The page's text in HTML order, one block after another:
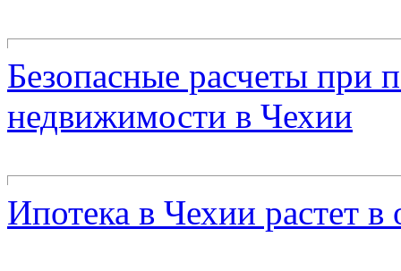
Безопасные расчеты при
недвижимости в Чехии
Ипотека в Чехии растет в